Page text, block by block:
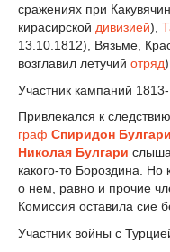
сражениях при
кирасирской дивизией),
13.10.1812), Вязьме,
возглавил летучий отряд).
Участник кампаний 1813-
Привлекался к
граф Спиридон Булгари
Николая Булгари
какого-то Бороздина. Но
о нем, равно и прочие
Комиссия оставила сие
Участник войны с